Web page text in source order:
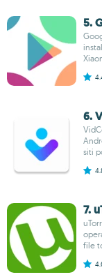
5.
6.
siti
7.
file